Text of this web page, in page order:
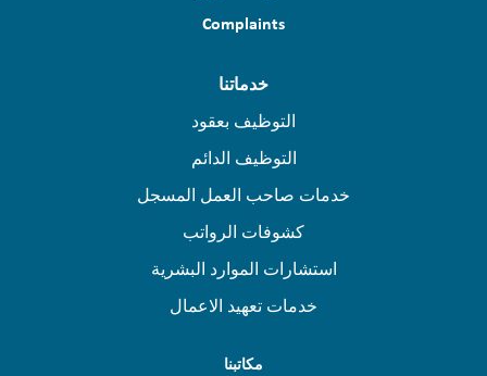
Complaints
خدماتنا
التوظيف بعقود
التوظيف الدائم
خدمات صاحب العمل المسجل
كشوفات الرواتب
استشارات الموارد البشرية
خدمات تعهيد الاعمال
مكاتبنا